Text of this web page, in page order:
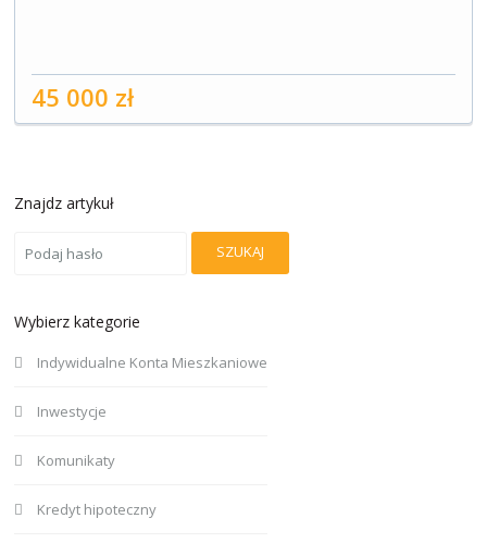
45 000 zł
Znajdz artykuł
SZUKAJ
Wybierz kategorie
Indywidualne Konta Mieszkaniowe
Inwestycje
Komunikaty
Kredyt hipoteczny